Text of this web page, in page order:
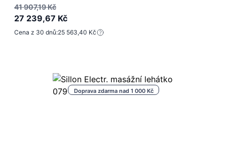
41 907,19 Kč
27 239,67 Kč
Cena z 30 dnů:25 563,40 Kč
Doprava zdarma nad 1 000 Kč